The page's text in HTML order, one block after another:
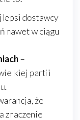
dostawcy
nawet w ciągu
–
partii
że
znaczenie